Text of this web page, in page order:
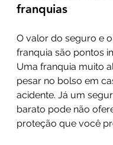
franquias
O valor do seguro e
franquia são pontos
Uma franquia muito
pesar no bolso em
acidente. Já um
barato pode não
proteção que você